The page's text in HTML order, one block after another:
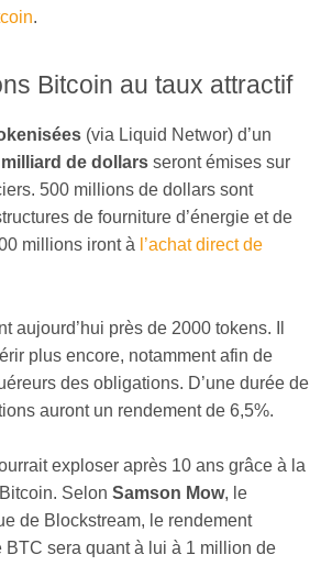
.
Bitcoin au taux attractif
(via Liquid Networ) d’un
milliard de dollars seront émises sur
500 millions de dollars sont
de fourniture d’énergie et de
millions iront à l’achat direct de
aujourd’hui près de 2000 tokens. Il
plus encore, notamment afin de
des obligations. D’une durée de
auront un rendement de 6,5%.
exploser après 10 ans grâce à la
Selon Samson Mow, le
de Blockstream, le rendement
BTC sera quant à lui à 1 million de